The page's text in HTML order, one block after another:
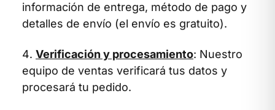
información de entrega, método de pago y
detalles de envío (el envío es gratuito).
Verificación y procesamiento: Nuestro
equipo de ventas verificará tus datos y
procesará tu pedido.